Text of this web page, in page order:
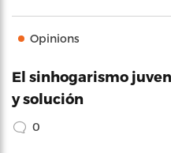
Opinions
El sinhogarismo
y solución
0